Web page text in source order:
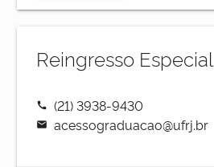
Reingresso Especial
call (21) 3938-9430
mail acessograduacao@ufrj.br